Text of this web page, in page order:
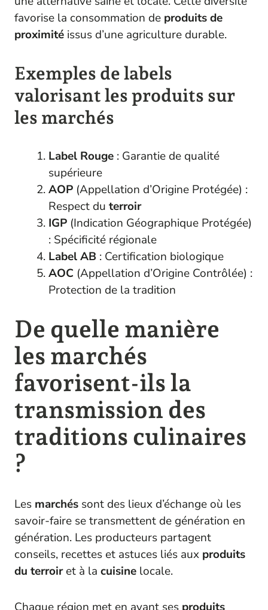
favorise la consommation de produits de
proximité issus d’une agriculture durable.
Exemples de labels
valorisant les produits sur
les marchés
Label Rouge : Garantie de qualité
supérieure
AOP (Appellation d’Origine Protégée) :
Respect du terroir
IGP (Indication Géographique Protégée)
: Spécificité régionale
Label AB : Certification biologique
AOC (Appellation d’Origine Contrôlée) :
Protection de la tradition
De quelle manière
les marchés
favorisent-ils la
transmission des
traditions culinaires
?
Les marchés sont des lieux d’échange où les
savoir-faire se transmettent de génération en
génération. Les producteurs partagent
conseils, recettes et astuces liés aux produits
du terroiret à la cuisine locale.